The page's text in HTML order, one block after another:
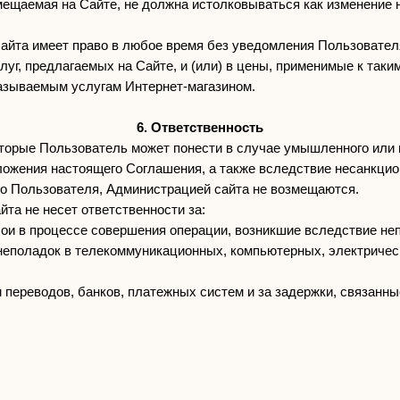
на Сайте, не должна истолковываться как изменение
имеет право в любое время без уведомления
предлагаемых на Сайте, и (или) в цены, применимые к
услугам Интернет-магазином.
6. Ответственность
Пользователь может понести в случае умышленного или
настоящего Соглашения, а также вследствие
Пользователя, Администрацией сайта не возмещаются.
не несет ответственности за:
в процессе совершения операции, возникшие вследствие
в телекоммуникационных, компьютерных,
переводов, банков, платежных систем и за задержки,
ПОЛИТИКА
ПОЛИТИКА ОБРАБОТКИ ПЕРСОНАЛЬНЫХ ДАННЫХ
ОФЕРТА
BALLOON@BALLOON-OUTWEAR.RU